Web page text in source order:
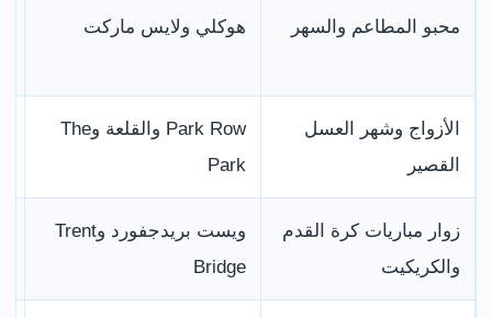
محبو المطاعم والسهر هوكلي ولايس ماركت
الأزواج وشهر العسل
القصير
Park Row والقلعة وThe
Park
زوار مباريات كرة القدم
والكريكيت
ويست بريدجفورد وTrent
Bridge